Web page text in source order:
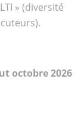
» (diversité
octobre 2026